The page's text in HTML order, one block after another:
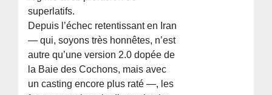
superlatifs.
Depuis l’échec retentissant en Iran
— qui, soyons très honnêtes, n’est
autre qu’une version 2.0 dopée de
la Baie des Cochons, mais avec
un casting encore plus raté —, les